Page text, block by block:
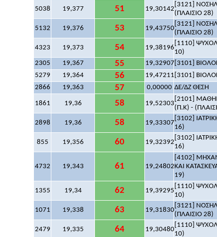
5038 19,377 51 19,30142
[3121]
(ΠΛΑΙΣΙΟ 28)
5132 19,376 53 19,43750
[3121]
(ΠΛΑΙΣΙΟ 28)
4323 19,373 54 19,38196
[1110]
10)
2305
19,367 55 19,32907 [3101]
5279
19,364 56 19,47211 [3101]
2866
19,363 57 0,00000 ΔΕ/ΔΖ ΘΕΣΗ
1861 19,36 58 19,52303
[2101]
(Π.Κ) -
2898 19,36 58 19,33307
[3102]
16)
855 19,356 60 19,32392
[3102]
16)
4732 19,343 61 19,24802
[4102]
ΚΑΙ
19)
1355 19,34 62 19,39295
[1110]
10)
1071 19,338 63 19,31830
[3121]
(ΠΛΑΙΣΙΟ 28)
2479 19,335 64 19,30480
[1110]
10)